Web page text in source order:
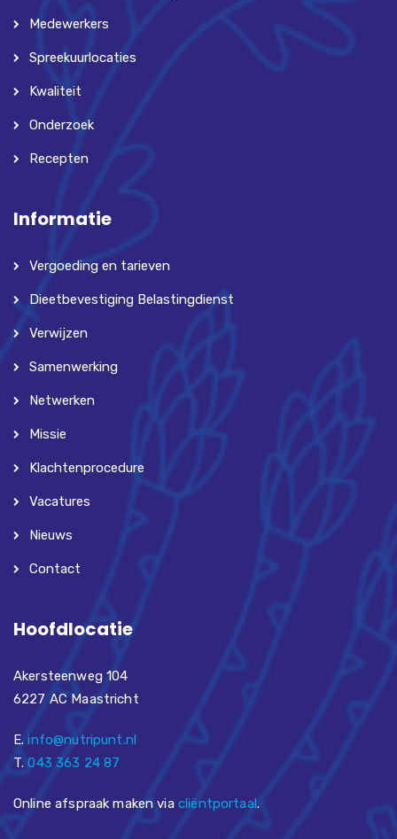
Medewerkers
Spreekuurlocaties
Kwaliteit
Onderzoek
Recepten
Informatie
Vergoeding en tarieven
Dieetbevestiging Belastingdienst
Verwijzen
Samenwerking
Netwerken
Missie
Klachtenprocedure
Vacatures
Nieuws
Contact
Hoofdlocatie
Akersteenweg 104
6227 AC Maastricht
E.info@nutripunt.nl
T.043 363 24 87
Online afspraak maken via cliëntportaal.